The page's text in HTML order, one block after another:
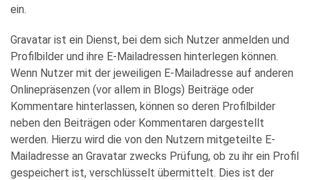
ein.
Gravatar ist ein Dienst, bei dem sich Nutzer anmelden und
Profilbilder und ihre E-Mailadressen hinterlegen können.
Wenn Nutzer mit der jeweiligen E-Mailadresse auf anderen
Onlinepräsenzen (vor allem in Blogs) Beiträge oder
Kommentare hinterlassen, können so deren Profilbilder
neben den Beiträgen oder Kommentaren dargestellt
werden. Hierzu wird die von den Nutzern mitgeteilte E-
Mailadresse an Gravatar zwecks Prüfung, ob zu ihr ein Profil
gespeichert ist, verschlüsselt übermittelt. Dies ist der